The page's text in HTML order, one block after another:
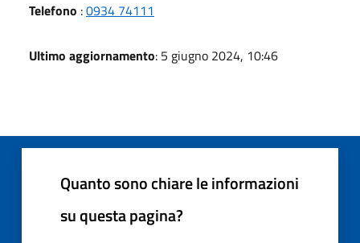
Telefono :0934 74111
Ultimo aggiornamento: 5 giugno 2024, 10:46
Quanto sono chiare le informazioni
su questa pagina?